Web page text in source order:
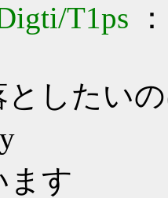
T1ps
としたい
ます